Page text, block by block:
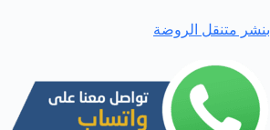
بنشر متنقل الروضة